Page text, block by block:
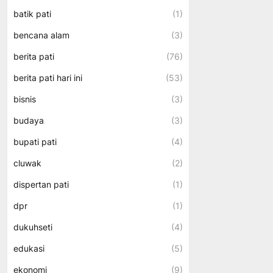
batik pati (1)
bencana alam (3)
berita pati (76)
berita pati hari ini (53)
bisnis (3)
budaya (3)
bupati pati (4)
cluwak (2)
dispertan pati (1)
dpr (1)
dukuhseti (4)
edukasi (5)
ekonomi (9)